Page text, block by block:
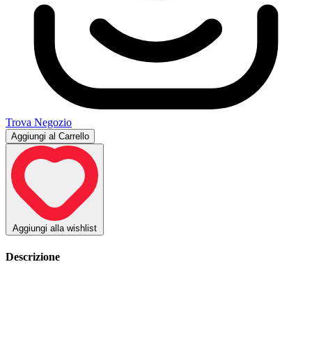
Trova Negozio
Aggiungi al Carrello
Aggiungi alla wishlist
Descrizione